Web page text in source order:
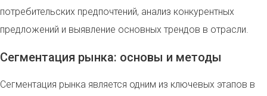
потребительских предпочтений, анализ конкурентных
предложений и выявление основных трендов в отрасли.
Сегментация рынка: основы и методы
Сегментация рынка является одним из ключевых этапов в